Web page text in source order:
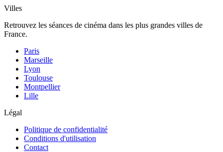
Villes
Retrouvez les séances de cinéma dans les plus grandes villes de
France.
Paris
Marseille
Lyon
Toulouse
Montpellier
Lille
Légal
Politique de confidentialité
Conditions d'utilisation
Contact